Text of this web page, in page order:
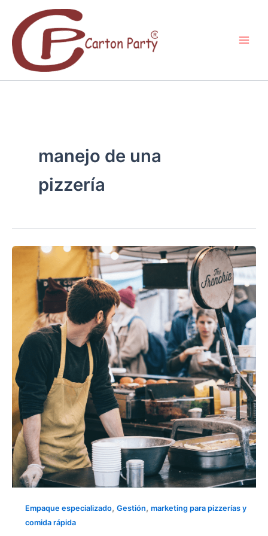
contenido
manejo de una
pizzería
Empaque especializado, Gestión, marketing para pizzerías y
comida rápida
¿TU
RESTAURANTE
ESTÁ
FUNCIONANDO…
SOLO
SOBREVIVIENDO? Modelo
gestión
de
restaurantes
de
comida
rápida